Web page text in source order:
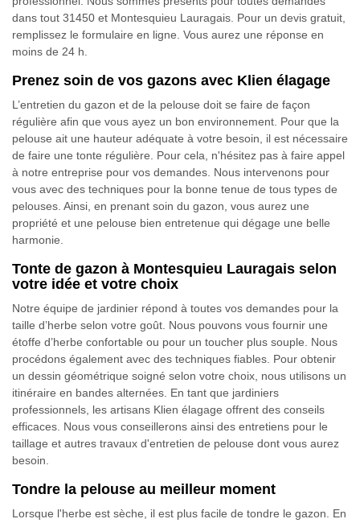
dans tout 31450 et Montesquieu Lauragais. Pour un devis gratuit,
remplissez le formulaire en ligne. Vous aurez une réponse en
moins de 24 h.
Prenez soin de vos gazons avec Klien élagage
L’entretien du gazon et de la pelouse doit se faire de façon
régulière afin que vous ayez un bon environnement. Pour que la
pelouse ait une hauteur adéquate à votre besoin, il est nécessaire
de faire une tonte régulière. Pour cela, n'hésitez pas à faire appel
à notre entreprise pour vos demandes. Nous intervenons pour
vous avec des techniques pour la bonne tenue de tous types de
pelouses. Ainsi, en prenant soin du gazon, vous aurez une
propriété et une pelouse bien entretenue qui dégage une belle
harmonie.
Tonte de gazon à Montesquieu Lauragais selon
votre idée et votre choix
Notre équipe de jardinier répond à toutes vos demandes pour la
taille d’herbe selon votre goût. Nous pouvons vous fournir une
étoffe d’herbe confortable ou pour un toucher plus souple. Nous
procédons également avec des techniques fiables. Pour obtenir
un dessin géométrique soigné selon votre choix, nous utilisons un
itinéraire en bandes alternées. En tant que jardiniers
professionnels, les artisans Klien élagage offrent des conseils
efficaces. Nous vous conseillerons ainsi des entretiens pour le
taillage et autres travaux d'entretien de pelouse dont vous aurez
besoin.
Tondre la pelouse au meilleur moment
Lorsque l'herbe est sèche, il est plus facile de tondre le gazon. En